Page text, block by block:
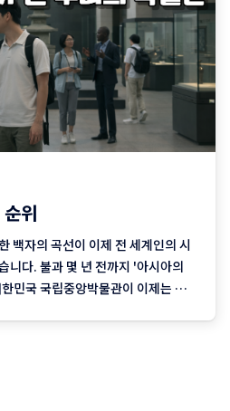
위
백자의 곡선이 이제 전 세계인의 시
니다. 불과 몇 년 전까지 '아시아의
민국 국립중앙박물관이 이제는 파